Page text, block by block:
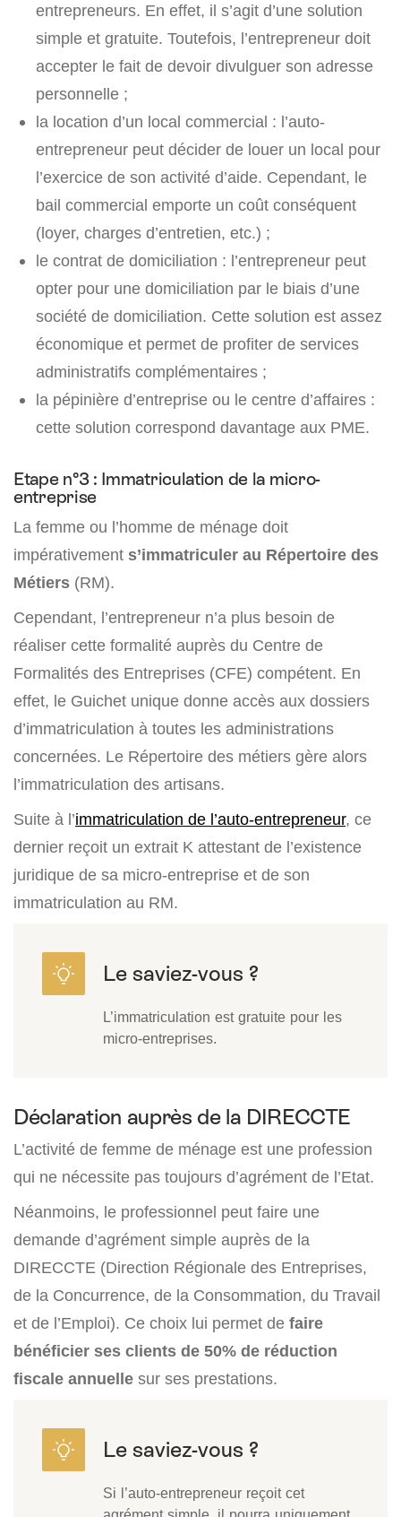
entrepreneurs. En effet, il s’agit d’une solution
simple et gratuite. Toutefois, l’entrepreneur doit
accepter le fait de devoir divulguer son adresse
personnelle ;
la location d’un local commercial : l’auto-
entrepreneur peut décider de louer un local pour
l’exercice de son activité d’aide. Cependant, le
bail commercial emporte un coût conséquent
(loyer, charges d’entretien, etc.) ;
le contrat de domiciliation : l’entrepreneur peut
opter pour une domiciliation par le biais d’une
société de domiciliation. Cette solution est assez
économique et permet de profiter de services
administratifs complémentaires ;
la pépinière d’entreprise ou le centre d’affaires :
cette solution correspond davantage aux PME.
Etape n°3 : Immatriculation de la micro-
entreprise
La femme ou l’homme de ménage doit
impérativement s’immatriculer au Répertoire des
Métiers (RM).
Cependant, l’entrepreneur n’a plus besoin de
réaliser cette formalité auprès du Centre de
Formalités des Entreprises (CFE) compétent. En
effet, le Guichet unique donne accès aux dossiers
d’immatriculation à toutes les administrations
concernées. Le Répertoire des métiers gère alors
l’immatriculation des artisans.
Suite à l’immatriculation de l’auto-entrepreneur, ce
dernier reçoit un extrait K attestant de l’existence
juridique de sa micro-entreprise et de son
immatriculation au RM.
L’immatriculation est gratuite pour les
micro-entreprises.
Déclaration auprès de la DIRECCTE
L’activité de femme de ménage est une profession
qui ne nécessite pas toujours d’agrément de l’Etat.
Néanmoins, le professionnel peut faire une
demande d’agrément simple auprès de la
DIRECCTE (Direction Régionale des Entreprises,
de la Concurrence, de la Consommation, du Travail
et de l’Emploi). Ce choix lui permet de faire
bénéficier ses clients de 50% de réduction
fiscale annuelle sur ses prestations.
Si l’auto-entrepreneur reçoit cet